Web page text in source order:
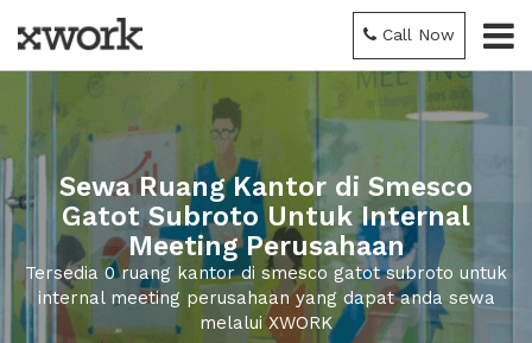
Call Now
Sewa Ruang Kantor di Smesco
Gatot Subroto Untuk Internal
Meeting Perusahaan
Tersedia 0 ruang kantor di smesco gatot subroto untuk
internal meeting perusahaan yang dapat anda sewa
melalui XWORK